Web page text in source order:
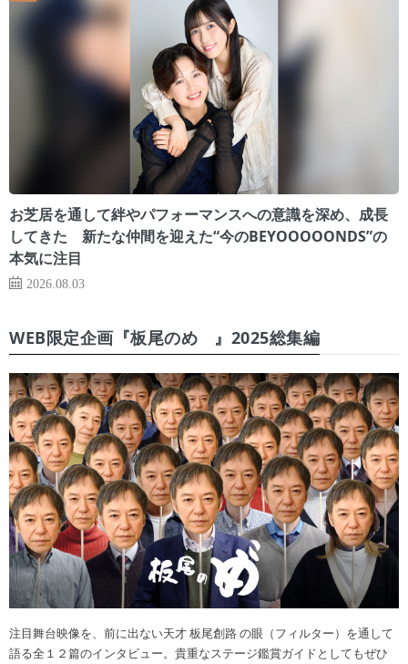
お芝居を通して絆やパフォーマンスへの意識を深め、成長
してきた 新たな仲間を迎えた“今のBEYOOOOONDS”の
本気に注目
2026.08.03
WEB限定企画『板尾のめ゙』2025総集編
注目舞台映像を、前に出ない天才 板尾創路 の眼（フィルター）を通して
語る全１２篇のインタビュー。貴重なステージ鑑賞ガイドとしてもぜひ